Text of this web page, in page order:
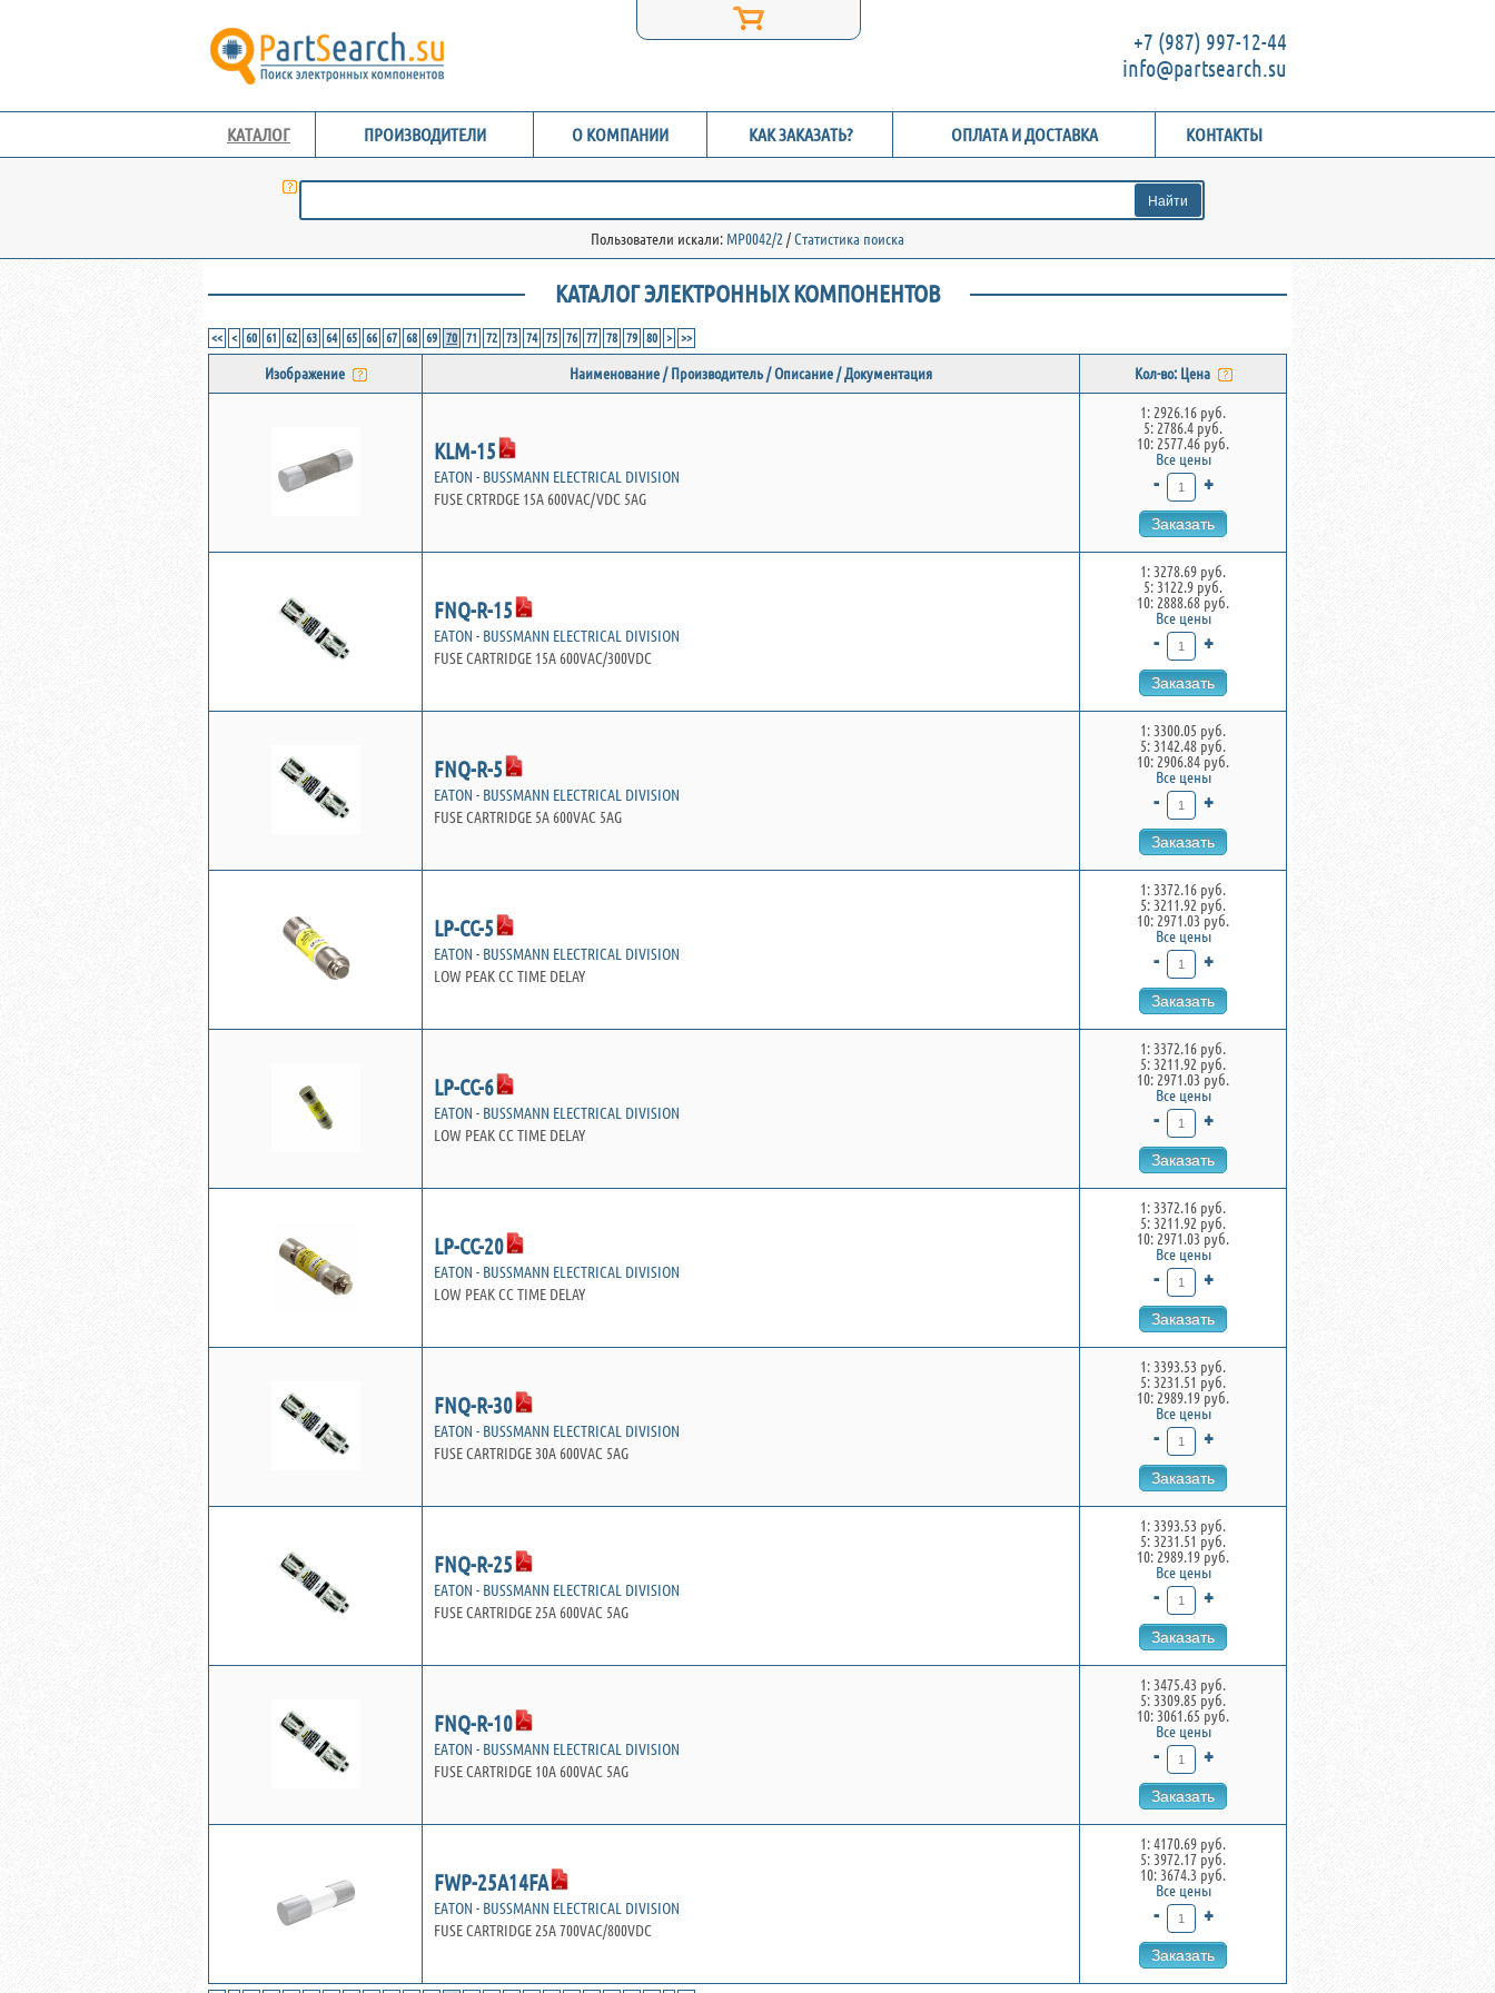
+7 (987) 997-12-44
info@partsearch.su
КАТАЛОГ ПРОИЗВОДИТЕЛИ О КОМПАНИИ КАК ЗАКАЗАТЬ? ОПЛАТА И ДОСТАВКА КОНТАКТЫ
Пользователи искали: MP0042/2 /Статистика поиска
КАТАЛОГ ЭЛЕКТРОННЫХ КОМПОНЕНТОВ
<< < 60 61 62 63 64 65 66 67 68 69 70 71 72 73 74 75 76 77 78 79 80 > >>
Изображение Наименование / Производитель / Описание / Документация Кол-во: Цена
KLM-15
EATON - BUSSMANN ELECTRICAL DIVISION
FUSE CRTRDGE 15A 600VAC/VDC 5AG
1: 2926.16 руб.
5: 2786.4 руб.
10: 2577.46 руб.
Все цены
- +
Заказать
FNQ-R-15
EATON - BUSSMANN ELECTRICAL DIVISION
FUSE CARTRIDGE 15A 600VAC/300VDC
1: 3278.69 руб.
5: 3122.9 руб.
10: 2888.68 руб.
Все цены
- +
Заказать
FNQ-R-5
EATON - BUSSMANN ELECTRICAL DIVISION
FUSE CARTRIDGE 5A 600VAC 5AG
1: 3300.05 руб.
5: 3142.48 руб.
10: 2906.84 руб.
Все цены
- +
Заказать
LP-CC-5
EATON - BUSSMANN ELECTRICAL DIVISION
LOW PEAK CC TIME DELAY
1: 3372.16 руб.
5: 3211.92 руб.
10: 2971.03 руб.
Все цены
- +
Заказать
LP-CC-6
EATON - BUSSMANN ELECTRICAL DIVISION
LOW PEAK CC TIME DELAY
1: 3372.16 руб.
5: 3211.92 руб.
10: 2971.03 руб.
Все цены
- +
Заказать
LP-CC-20
EATON - BUSSMANN ELECTRICAL DIVISION
LOW PEAK CC TIME DELAY
1: 3372.16 руб.
5: 3211.92 руб.
10: 2971.03 руб.
Все цены
- +
Заказать
FNQ-R-30
EATON - BUSSMANN ELECTRICAL DIVISION
FUSE CARTRIDGE 30A 600VAC 5AG
1: 3393.53 руб.
5: 3231.51 руб.
10: 2989.19 руб.
Все цены
- +
Заказать
FNQ-R-25
EATON - BUSSMANN ELECTRICAL DIVISION
FUSE CARTRIDGE 25A 600VAC 5AG
1: 3393.53 руб.
5: 3231.51 руб.
10: 2989.19 руб.
Все цены
- +
Заказать
FNQ-R-10
EATON - BUSSMANN ELECTRICAL DIVISION
FUSE CARTRIDGE 10A 600VAC 5AG
1: 3475.43 руб.
5: 3309.85 руб.
10: 3061.65 руб.
Все цены
- +
Заказать
FWP-25A14FA
EATON - BUSSMANN ELECTRICAL DIVISION
FUSE CARTRIDGE 25A 700VAC/800VDC
1: 4170.69 руб.
5: 3972.17 руб.
10: 3674.3 руб.
Все цены
- +
Заказать